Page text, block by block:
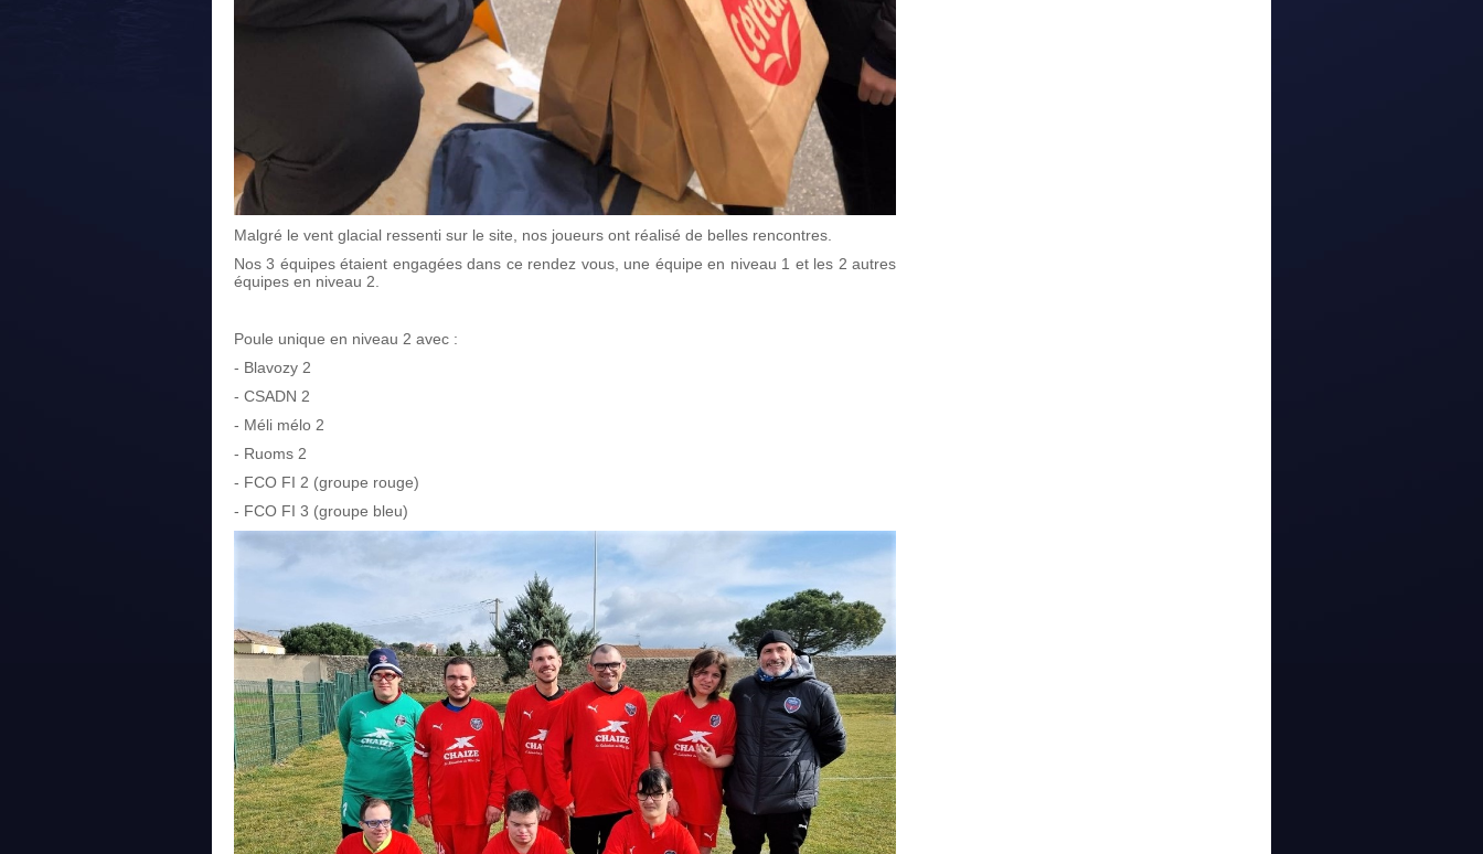
Malgré le vent glacial ressenti sur le site, nos joueurs ont réalisé de belles rencontres.
Nos 3 équipes étaient engagées dans ce rendez vous, une équipe en niveau 1 et les 2 autres
équipes en niveau 2.
Poule unique en niveau 2 avec :
- Blavozy 2
- CSADN 2
- Méli mélo 2
- Ruoms 2
- FCO FI 2 (groupe rouge)
- FCO FI 3 (groupe bleu)